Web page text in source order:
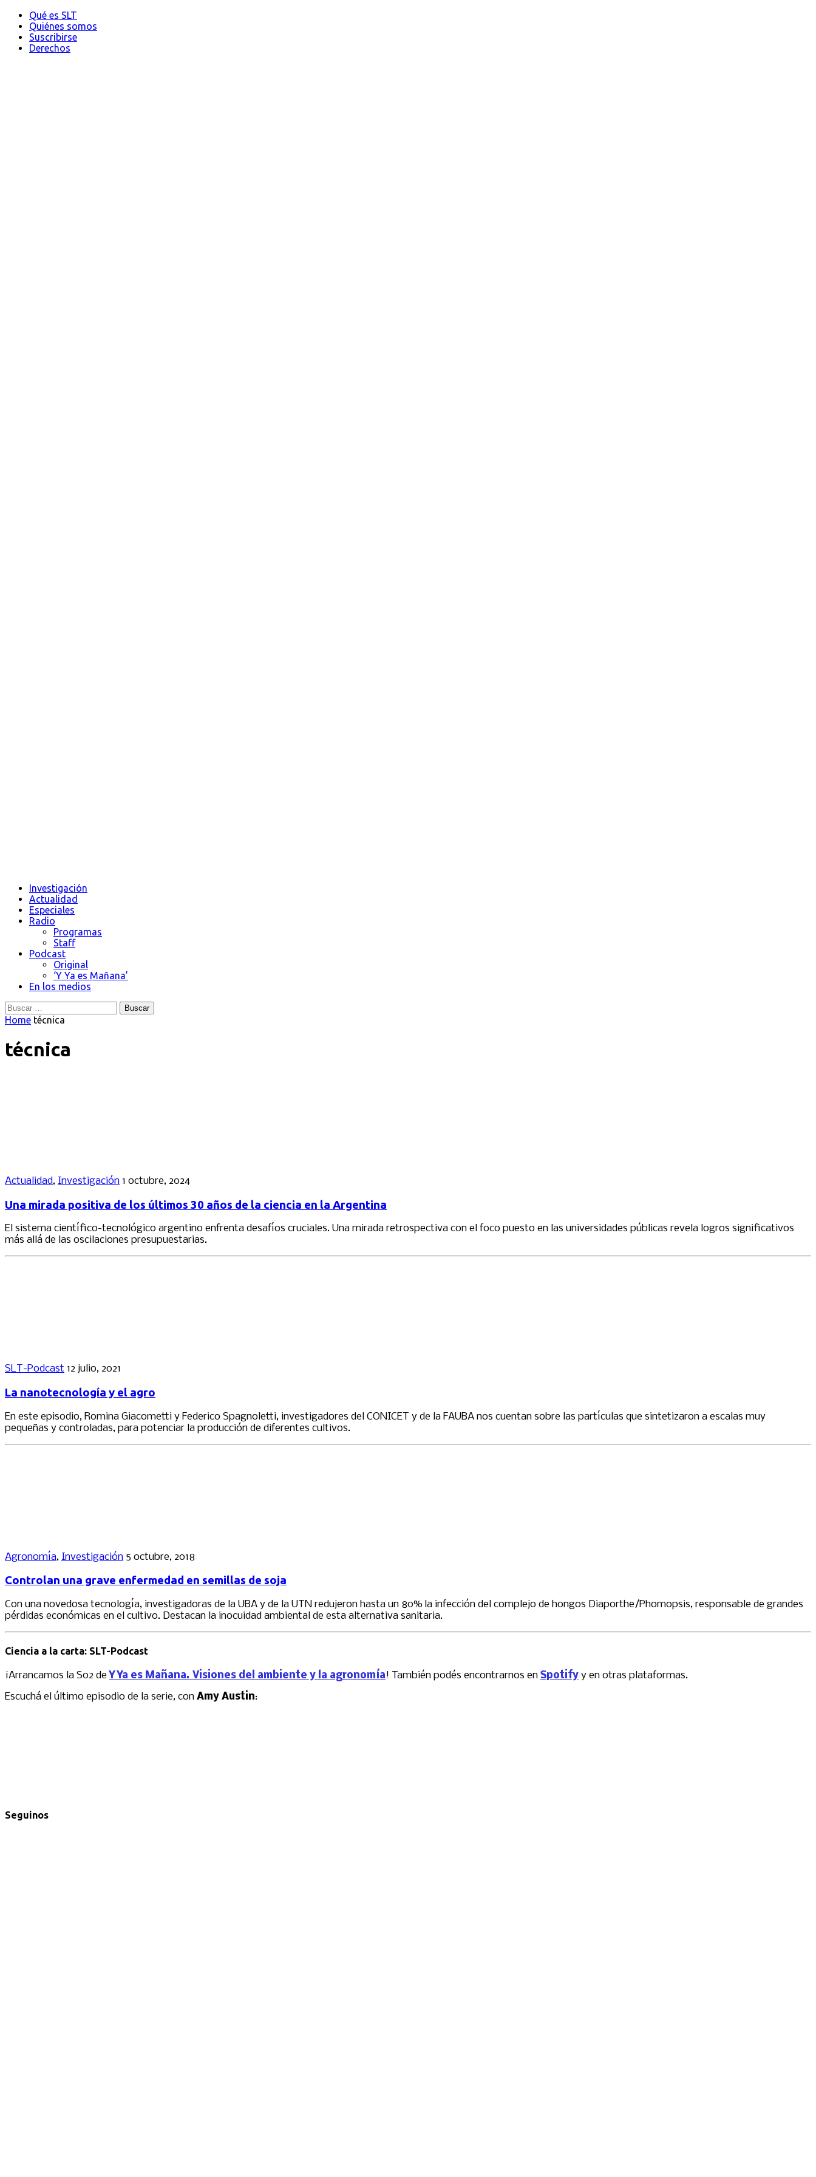
Qué es SLT
Quiénes somos
Suscribirse
Derechos
Investigación
Actualidad
Especiales
Radio
Programas
Staff
Podcast
Original
‘Y Ya es Mañana’
En los medios
Buscar:
Home técnica
técnica
Actualidad, Investigación 1 octubre, 2024
Una mirada positiva de los últimos 30 años de la ciencia en la Argentina
El sistema científico-tecnológico argentino enfrenta desafíos cruciales. Una mirada retrospectiva con el foco puesto en las universidades públicas revela logros significativos
más allá de las oscilaciones presupuestarias.
SLT-Podcast 12 julio, 2021
La nanotecnología y el agro
En este episodio, Romina Giacometti y Federico Spagnoletti, investigadores del CONICET y de la FAUBA nos cuentan sobre las partículas que sintetizaron a escalas muy
pequeñas y controladas, para potenciar la producción de diferentes cultivos.
Agronomía, Investigación 5 octubre, 2018
Controlan una grave enfermedad en semillas de soja
Con una novedosa tecnología, investigadoras de la UBA y de la UTN redujeron hasta un 80% la infección del complejo de hongos Diaporthe/Phomopsis, responsable de grandes
pérdidas económicas en el cultivo. Destacan la inocuidad ambiental de esta alternativa sanitaria.
Ciencia a la carta: SLT-Podcast
¡Arrancamos la S02 deY Ya es Mañana. Visiones del ambiente y la agronomía! También podés encontrarnos en Spotify y en otras plataformas.
Escuchá el último episodio de la serie, con Amy Austin:
Seguinos